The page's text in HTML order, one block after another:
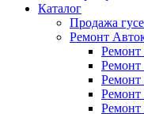
Каталог
Продажа
Ремонт
Ремонт
Ремонт
Ремонт
Ремонт
Ремонт